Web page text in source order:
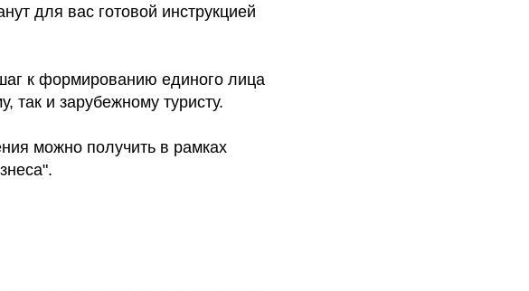
для вас готовой инструкцией
к формированию единого лица
так и зарубежному туристу.
можно получить в рамках